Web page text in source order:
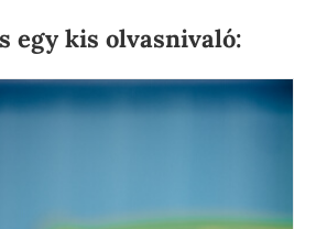
egy kis olvasnivaló: